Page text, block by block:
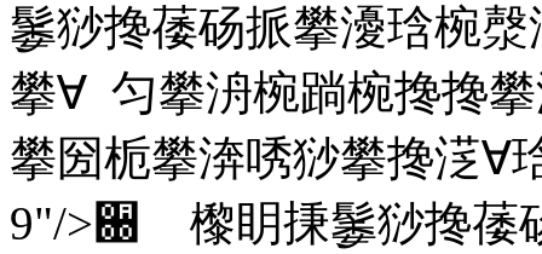
䰀猀搀䔀砀挀攀瀀琀椀
攀∀ 匀攀洀椀䠀椀搀搀
攀圀栀攀渀唀猀攀搀㴀∀
9"/>਀ 㰀眀㨀䰀猀搀䔀